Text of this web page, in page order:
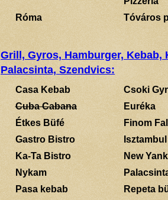
Róma
Tóváros
Grill, Gyros, Hamburger, Kebab,
Palacsinta, Szendvics:
Casa Kebab
Csoki
Cuba Cabana
Euréka
Étkes Büfé
Finom
Gastro Bistro
Isztambul
Ka-Ta Bistro
New
Nykam
Pasa kebab
Repeta